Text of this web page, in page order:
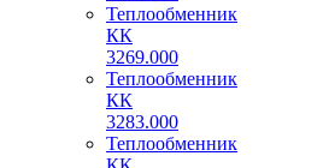
Теплообменник
КК
3269.000
Теплообменник
КК
3283.000
Теплообменник